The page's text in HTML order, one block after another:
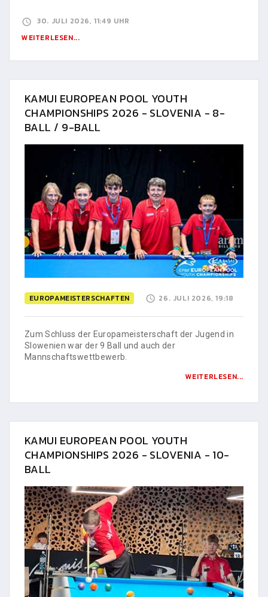
30. JULI 2026, 11:49 UHR
WEITERLESEN...
KAMUI EUROPEAN POOL YOUTH
CHAMPIONSHIPS 2026 - SLOVENIA - 8-
BALL / 9-BALL
EUROPAMEISTERSCHAFTEN 26. JULI 2026, 19:18
Zum Schluss der Europameisterschaft der Jugend in
Slowenien war der 9 Ball und auch der
Mannschaftswettbewerb.
WEITERLESEN...
KAMUI EUROPEAN POOL YOUTH
CHAMPIONSHIPS 2026 - SLOVENIA - 10-
BALL